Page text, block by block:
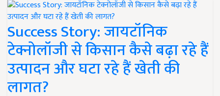
Success Story: जायटॉनिक
टेक्नोलॉजी से किसान कैसे बढ़ा रहे हैं
उत्पादन और घटा रहे हैं खेती की
लागत?